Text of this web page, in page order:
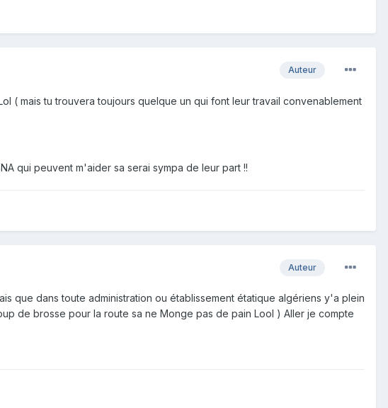
Auteur
( mais tu trouvera toujours quelque un qui font leur travail convenablement
qui peuvent m'aider sa serai sympa de leur part !!
Auteur
que dans toute administration ou établissement étatique algériens y'a plein
de brosse pour la route sa ne Monge pas de pain Lool ) Aller je compte